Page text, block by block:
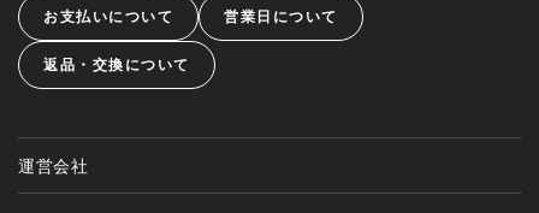
お支払いについて 営業日について
返品・交換について
運営会社